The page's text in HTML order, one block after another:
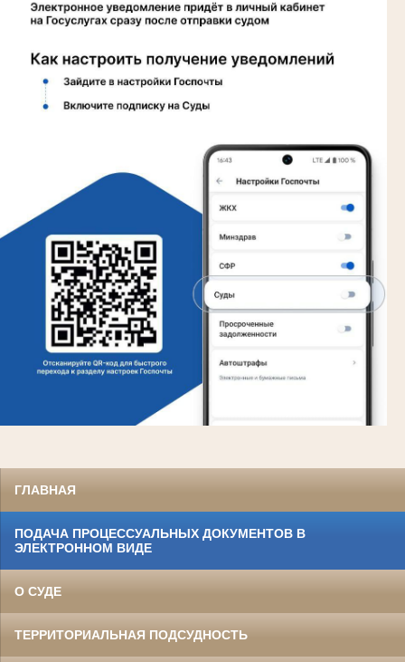
ГЛАВНАЯ
ПОДАЧА ПРОЦЕССУАЛЬНЫХ ДОКУМЕНТОВ В
ЭЛЕКТРОННОМ ВИДЕ
О СУДЕ
ТЕРРИТОРИАЛЬНАЯ ПОДСУДНОСТЬ